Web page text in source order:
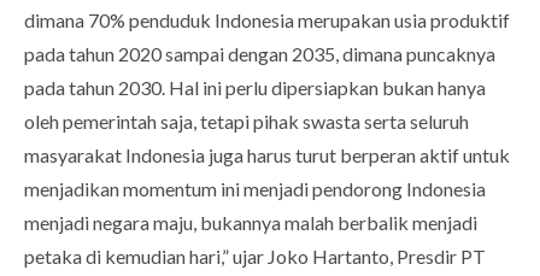
dimana 70% penduduk Indonesia merupakan usia produktif
pada tahun 2020 sampai dengan 2035, dimana puncaknya
pada tahun 2030. Hal ini perlu dipersiapkan bukan hanya
oleh pemerintah saja, tetapi pihak swasta serta seluruh
masyarakat Indonesia juga harus turut berperan aktif untuk
menjadikan momentum ini menjadi pendorong Indonesia
menjadi negara maju, bukannya malah berbalik menjadi
petaka di kemudian hari,” ujar Joko Hartanto, Presdir PT